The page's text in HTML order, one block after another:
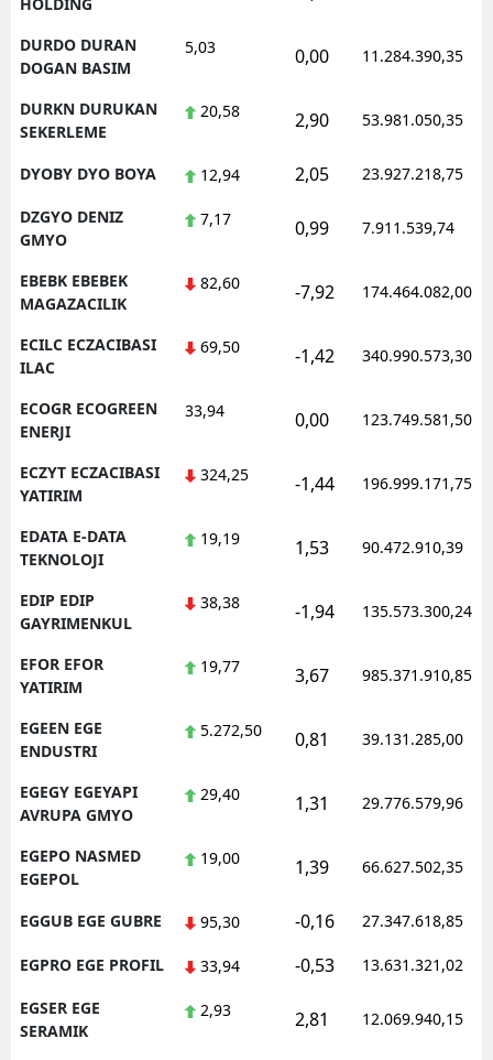
DURDO DURAN
DOGAN BASIM
5,03 0,00 11.284.390,35
DURKN DURUKAN
SEKERLEME
20,58 2,90 53.981.050,35
DYOBY DYO BOYA 12,94 2,05 23.927.218,75
DZGYO DENIZ
GMYO
7,17 0,99 7.911.539,74
EBEBK EBEBEK
MAGAZACILIK
82,60 -7,92 174.464.082,00
ECILC ECZACIBASI
ILAC
69,50 -1,42 340.990.573,30
ECOGR ECOGREEN
ENERJI
33,94 0,00 123.749.581,50
ECZYT ECZACIBASI
YATIRIM
324,25 -1,44 196.999.171,75
EDATA E-DATA
TEKNOLOJI
19,19 1,53 90.472.910,39
EDIP EDIP
GAYRIMENKUL
38,38 -1,94 135.573.300,24
EFOR EFOR
YATIRIM
19,77 3,67 985.371.910,85
EGEEN EGE
ENDUSTRI
5.272,50 0,81 39.131.285,00
EGEGY EGEYAPI
AVRUPA GMYO
29,40 1,31 29.776.579,96
EGEPO NASMED
EGEPOL
19,00 1,39 66.627.502,35
EGGUB EGE GUBRE 95,30 -0,16 27.347.618,85
EGPRO EGE PROFIL 33,94 -0,53 13.631.321,02
EGSER EGE
SERAMIK
2,93 2,81 12.069.940,15